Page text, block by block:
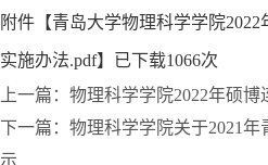
附件【青岛大学物理科学学院
实施办法.pdf】已下载1066次
上一篇：物理科学学院2022年硕
下一篇：物理科学学院关于2021
示